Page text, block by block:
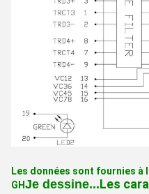
Les données sont fournies à
GHJe dessine...Les